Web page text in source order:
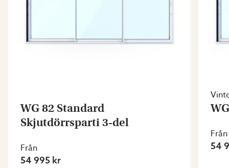
WG 82 Standard
Skjutdörrsparti 3-del
Från
54 995 kr
Från
54